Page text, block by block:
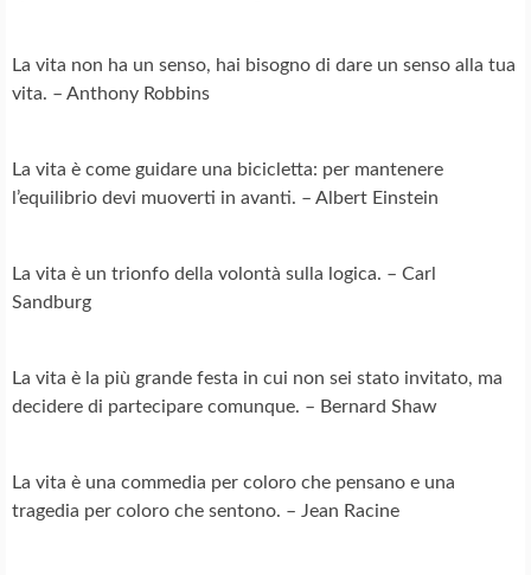
La vita non ha un senso, hai bisogno di dare un senso alla tua
vita. – Anthony Robbins
La vita è come guidare una bicicletta: per mantenere
l’equilibrio devi muoverti in avanti. – Albert Einstein
La vita è un trionfo della volontà sulla logica. – Carl
Sandburg
La vita è la più grande festa in cui non sei stato invitato, ma
decidere di partecipare comunque. – Bernard Shaw
La vita è una commedia per coloro che pensano e una
tragedia per coloro che sentono. – Jean Racine